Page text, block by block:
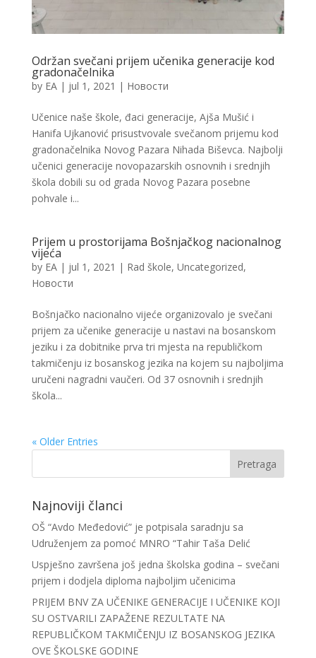
Održan svečani prijem učenika generacije kod
gradonačelnika
by EA| jul 1, 2021 | Новости
Učenice naše škole, đaci generacije, Ajša Mušić i
Hanifa Ujkanović prisustvovale svečanom prijemu kod
gradonačelnika Novog Pazara Nihada Biševca. Najbolji
učenici generacije novopazarskih osnovnih i srednjih
škola dobili su od grada Novog Pazara posebne
pohvale i...
Prijem u prostorijama Bošnjačkog nacionalnog
vijeća
by EA| jul 1, 2021 | Rad škole, Uncategorized,
Новости
Bošnjačko nacionalno vijeće organizovalo je svečani
prijem za učenike generacije u nastavi na bosanskom
jeziku i za dobitnike prva tri mjesta na republičkom
takmičenju iz bosanskog jezika na kojem su najboljima
uručeni nagradni vaučeri. Od 37 osnovnih i srednjih
škola...
« Older Entries
Najnoviji članci
OŠ “Avdo Međedović” je potpisala saradnju sa
Udruženjem za pomoć MNRO “Tahir Taša Delić
Uspješno završena još jedna školska godina – svečani
prijem i dodjela diploma najboljim učenicima
PRIJEM BNV ZA UČENIKE GENERACIJE I UČENIKE KOJI
SU OSTVARILI ZAPAŽENE REZULTATE NA
REPUBLIČKOM TAKMIČENJU IZ BOSANSKOG JEZIKA
OVE ŠKOLSKE GODINE